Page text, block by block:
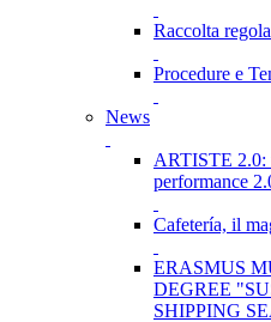
Raccolta
Procedure e
News
ARTISTE 2.0:
performance
Cafetería, il
ERASMUS
DEGREE
SHIPPING